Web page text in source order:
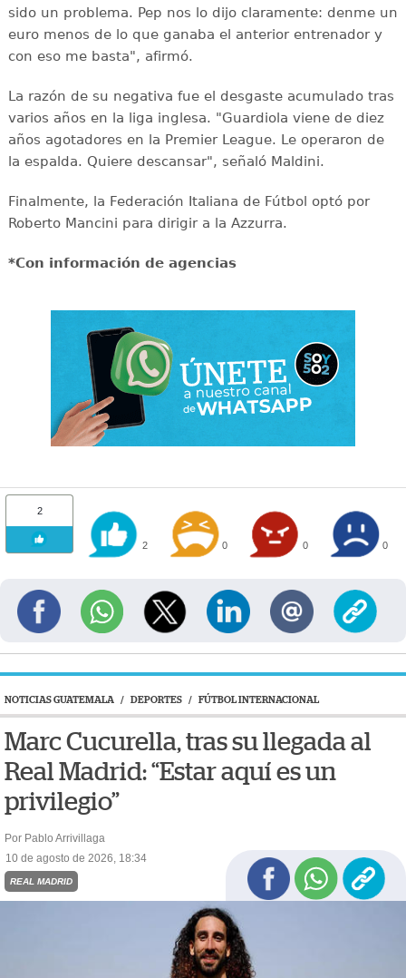
sido un problema. Pep nos lo dijo claramente: denme un
euro menos de lo que ganaba el anterior entrenador y
con eso me basta", afirmó.
La razón de su negativa fue el desgaste acumulado tras
varios años en la liga inglesa. "Guardiola viene de diez
años agotadores en la Premier League. Le operaron de
la espalda. Quiere descansar", señaló Maldini.
Finalmente, la Federación Italiana de Fútbol optó por
Roberto Mancini para dirigir a la Azzurra.
*Con información de agencias
2
2 0 0 0
NOTICIAS GUATEMALA / DEPORTES / FÚTBOL INTERNACIONAL
Marc Cucurella, tras su llegada al
Real Madrid: “Estar aquí es un
privilegio”
Por Pablo Arrivillaga
10 de agosto de 2026, 18:34
REAL MADRID